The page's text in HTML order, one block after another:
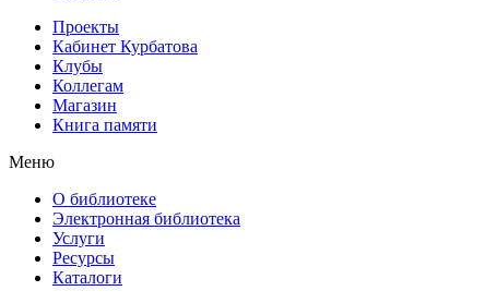
Проекты
Кабинет Курбатова
Клубы
Коллегам
Магазин
Книга памяти
Меню
О библиотеке
Электронная библиотека
Услуги
Ресурсы
Каталоги